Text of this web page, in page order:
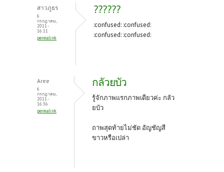
สาวภูธร
6
กรกฎาคม,
2011 -
16:11
permalink
??????
:confused: :confused:
:confused: :confused:
Aree
6
กรกฎาคม,
2011 -
16:36
permalink
กลัวยบัว
รู้จักภาพแรกภาพเดียวค่ะ กลัว
ยบัว
ถาพสุดท้ายไม่ชัด อัญชัญสี
ขาวหรือเปล่า